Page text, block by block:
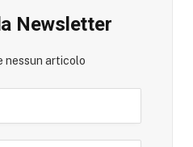
Newsletter
nessun articolo